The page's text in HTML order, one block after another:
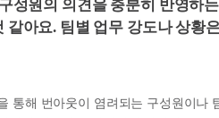
성원의 의견을 충분히 반영하는
같아요. 팀별 업무 강도나 상황
통해 번아웃이 염려되는 구성원이나